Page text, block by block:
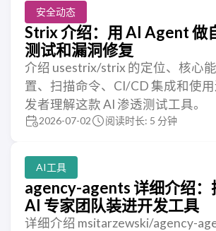
安全动态
Strix 介绍：用 AI Agent 做
测试和漏洞修复
介绍 usestrix/strix 的定位、核心
置、扫描命令、CI/CD 集成和使
发者理解这款 AI 渗透测试工具。
2026-07-02 阅读时长: 5 分钟
AI工具
agency-agents 详细介绍：
AI 专家团队装进开发工具
详细介绍 msitarzewski/agency-